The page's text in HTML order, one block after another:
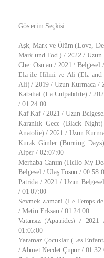
Gösterim Seçkisi
Aşk, Mark ve Ölüm (Love,
Mark und Tod ) / 2022 / Uzun
Cher Osman / 2021 /
Ela ile Hilmi ve Ali (Ela
Ali) / 2019 / Uzun Kurmaca /
Kabahat (La Culpabilité) /
/ 01:24:00
Kaf Kaf / 2021 / Uzun
Karanlık Gece (Black
Anatolie) / 2021 / Uzun
Kurak Günler (Burning
Alper / 02:07:00
Merhaba Canım (Hello My
Belgesel / Ulaş Tosun /
Patrida / 2021 / Uzun
/ 01:07:00
Sevmek Zamani (Le Temps
/ Metin Erksan / 01:24:00
Vatansız (Apatrides) /
01:06:00
Yaramaz Çocuklar (Les
/ Ahmet Necdet Çupur /